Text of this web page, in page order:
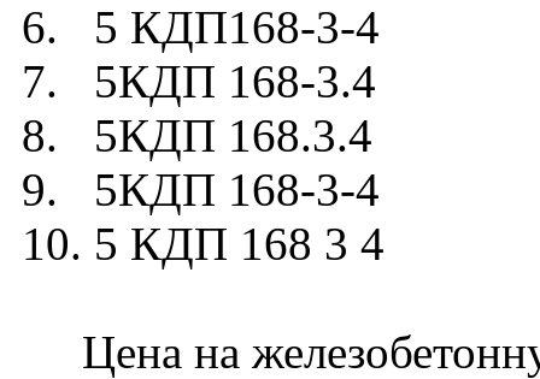
6. 5 КДП168-3-4
7. 5КДП 168-3.4
8. 5КДП 168.3.4
9. 5КДП 168-3-4
10. 5 КДП 168 3 4
Цена на